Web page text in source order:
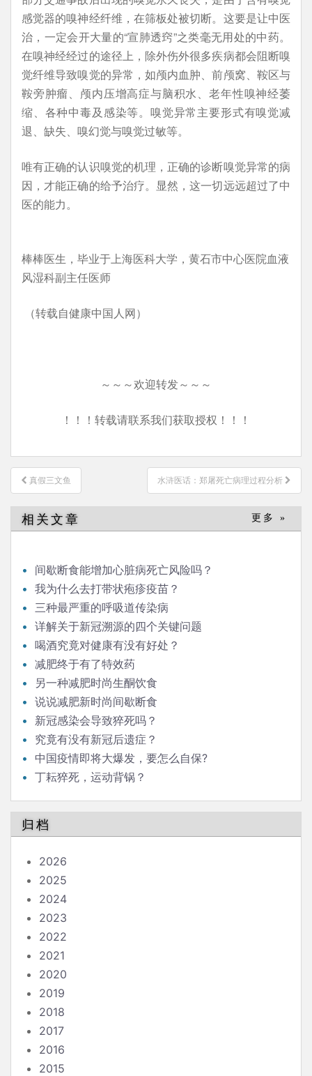
感觉器的嗅神经纤维，在筛板处被切断。这要是让中医
治，一定会开大量的“宣肺透窍”之类毫无用处的中药。
在嗅神经经过的途径上，除外伤外很多疾病都会阻断嗅
觉纤维导致嗅觉的异常，如颅内血肿、前颅窝、鞍区与
鞍旁肿瘤、颅内压增高症与脑积水、老年性嗅神经萎
缩、各种中毒及感染等。嗅觉异常主要形式有嗅觉减
退、缺失、嗅幻觉与嗅觉过敏等。
唯有正确的认识嗅觉的机理，正确的诊断嗅觉异常的病
因，才能正确的给予治疗。显然，这一切远远超过了中
医的能力。
棒棒医生，毕业于上海医科大学，黄石市中心医院血液
风湿科副主任医师
（转载自健康中国人网）
～～～欢迎转发～～～
！！！转载请联系我们获取授权！！！
文
章
导
航
真假三文鱼 水浒医话：郑屠死亡病理过程分析
相关文章 更多 »
间歇断食能增加心脏病死亡风险吗？
我为什么去打带状疱疹疫苗？
三种最严重的呼吸道传染病
详解关于新冠溯源的四个关键问题
喝酒究竟对健康有没有好处？
减肥终于有了特效药
另一种减肥时尚生酮饮食
说说减肥新时尚间歇断食
新冠感染会导致猝死吗？
究竟有没有新冠后遗症？
中国疫情即将大爆发，要怎么自保?
丁耘猝死，运动背锅？
归档
2026
2025
2024
2023
2022
2021
2020
2019
2018
2017
2016
2015